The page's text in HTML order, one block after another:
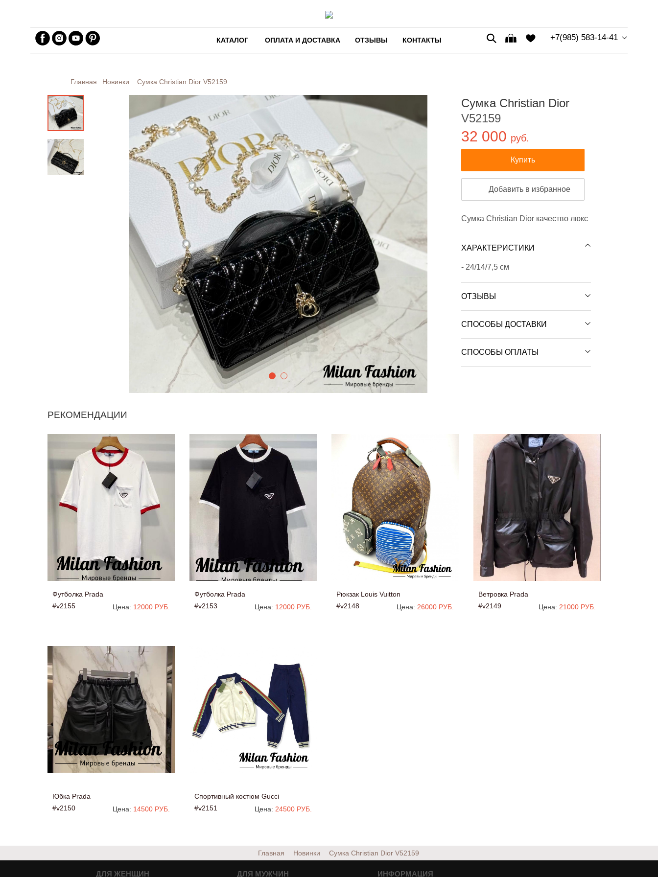
КАТАЛОГ ОПЛАТА И ДОСТАВКА ОТЗЫВЫ КОНТАКТЫ +7(985) 583-14-41
Главная Новинки Сумка Christian Dior V52159
Сумка Christian Dior
V52159
32 000 руб.
Купить
Добавить в избранное
Сумка Christian Dior качество люкс
ХАРАКТЕРИСТИКИ
- 24/14/7,5 см
ОТЗЫВЫ
СПОСОБЫ ДОСТАВКИ
СПОСОБЫ ОПЛАТЫ
РЕКОМЕНДАЦИИ
Футболка Prada
#v2155
Цена: 12000 РУБ.
Футболка Prada
#v2153
Цена: 12000 РУБ.
Рюкзак Louis Vuitton
#v2148
Цена: 26000 РУБ.
Ветровка Prada
#v2149
Цена: 21000 РУБ.
Юбка Prada
#v2150
Цена: 14500 РУБ.
Спортивный костюм Gucci
#v2151
Цена: 24500 РУБ.
Главная Новинки Сумка Christian Dior V52159
ДЛЯ ЖЕНЩИН ДЛЯ МУЖЧИН ИНФОРМАЦИЯ